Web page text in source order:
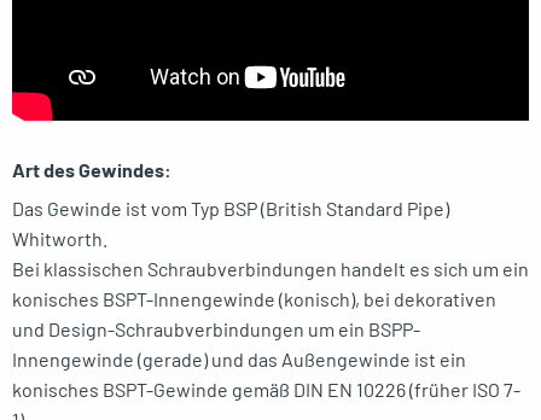
Art des Gewindes:
Das Gewinde ist vom Typ BSP (British Standard Pipe)
Whitworth.
Bei klassischen Schraubverbindungen handelt es sich um ein
konisches BSPT-Innengewinde (konisch), bei dekorativen
und Design-Schraubverbindungen um ein BSPP-
Innengewinde (gerade) und das Außengewinde ist ein
konisches BSPT-Gewinde gemäß DIN EN 10226 (früher ISO 7-